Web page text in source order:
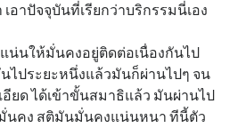
อาปัจจุบันที่เรียกว่าบริกรรมนี่เอง
น่นให้มั่นคงอยู่ติดต่อเนื่องกันไป
ไประยะหนึ่งแล้วมันก็ผ่านไปๆ จน
ยด ได้เข้าขั้นสมาธิแล้ว มันผ่านไป
นคง สติมันมั่นคงแน่นหนา ทีนี้ตัว